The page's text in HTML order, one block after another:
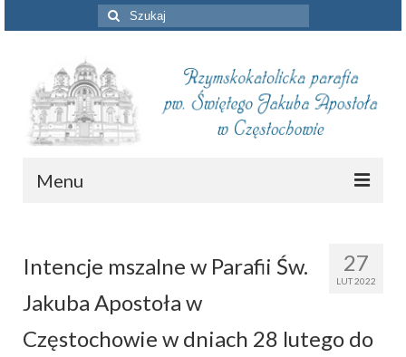
Szuklaj
w:
Menu
Intencje mszalne
Informacje duszpasterskie
Piszą o nas
27
LUT 2022
Intencje mszalne w Parafii Św.
Jakuba Apostoła w
Częstochowie w dniach 28 lutego do